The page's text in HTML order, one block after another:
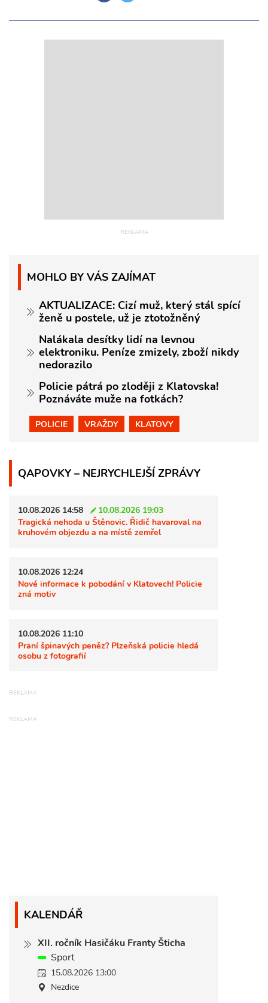
MOHLO BY VÁS ZAJÍMAT
AKTUALIZACE: Cizí muž, který stál spící
ženě u postele, už je ztotožněný
Nalákala desítky lidí na levnou
elektroniku. Peníze zmizely, zboží nikdy
nedorazilo
Policie pátrá po zloději z Klatovska!
Poznáváte muže na fotkách?
POLICIE VRAŽDY KLATOVY
QAPOVKY – NEJRYCHLEJŠÍ ZPRÁVY
10.08.2026 14:58
10.08.2026 19:03
Tragická nehoda u Štěnovic. Řidič havaroval na
kruhovém objezdu a na místě zemřel
10.08.2026 12:24
Nové informace k pobodání v Klatovech! Policie
zná motiv
10.08.2026 11:10
Praní špinavých peněz? Plzeňská policie hledá
osobu z fotografií
KALENDÁŘ
XII. ročník Hasičáku Franty Šticha
Sport
15.08.2026 13:00
Nezdice